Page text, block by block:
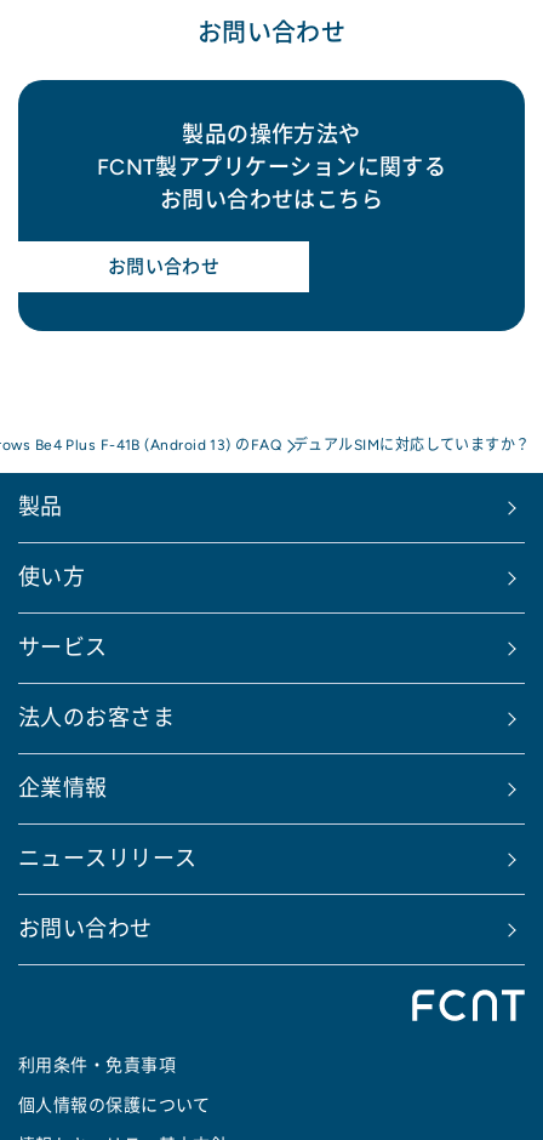
お問い合わせ
製品の操作方法や
FCNT製アプリケーションに関する
お問い合わせはこちら
お問い合わせ
Be4 Plus F-41B (Android 13) のFAQ デュアルSIMに対応していますか？
製品
使い方
サービス
法人のお客さま
企業情報
ニュースリリース
お問い合わせ
利用条件・免責事項
個人情報の保護について